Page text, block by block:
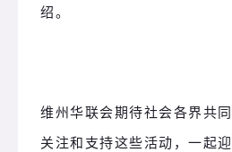
绍。
维州华联会期待社会各界共同
关注和支持这些活动，一起迎